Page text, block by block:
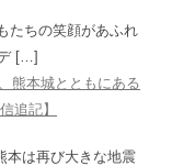
たちの笑顔があふれ
[…]
熊本城とともにある
追記】
本は再び大きな地震